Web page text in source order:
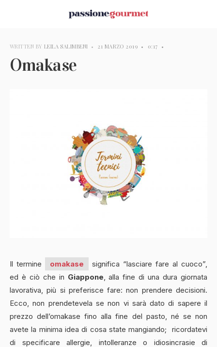
WRITTEN BY LEILA SALIMBENI • 21 MARZO 2019 • 0:17 •
Omakase
Il termine omakase
significa “lasciare fare al cuoco”,
ed è ciò che in Giappone , alla fine di una dura giornata
lavorativa, più si preferisce fare: non prendere decisioni.
Ecco, non prendetevela se non vi sarà dato di sapere il
prezzo dell’omakase fino alla fine del pasto, né se non
avete la minima idea di cosa state mangiando; ricordatevi
di specificare allergie, intolleranze o idiosincrasie di